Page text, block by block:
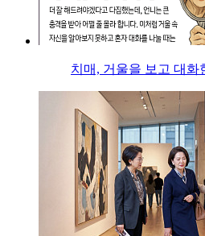
치매, 거울을 보고 대화